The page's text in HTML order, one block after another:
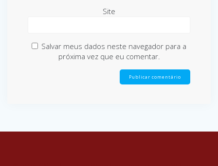
Site
Salvar meus dados neste navegador para a
próxima vez que eu comentar.